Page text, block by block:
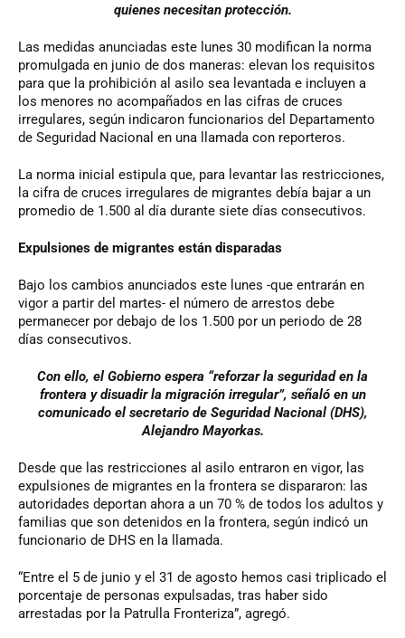
quienes necesitan protección.
Las medidas anunciadas este lunes 30 modifican la norma
promulgada en junio de dos maneras: elevan los requisitos
para que la prohibición al asilo sea levantada e incluyen a
los menores no acompañados en las cifras de cruces
irregulares, según indicaron funcionarios del Departamento
de Seguridad Nacional en una llamada con reporteros.
La norma inicial estipula que, para levantar las restricciones,
la cifra de cruces irregulares de migrantes debía bajar a un
promedio de 1.500 al día durante siete días consecutivos.
Expulsiones de migrantes están disparadas
Bajo los cambios anunciados este lunes -que entrarán en
vigor a partir del martes- el número de arrestos debe
permanecer por debajo de los 1.500 por un periodo de 28
días consecutivos.
Con ello, el Gobierno espera “reforzar la seguridad en la
frontera y disuadir la migración irregular”, señaló en un
comunicado el secretario de Seguridad Nacional (DHS),
Alejandro Mayorkas.
Desde que las restricciones al asilo entraron en vigor, las
expulsiones de migrantes en la frontera se dispararon: las
autoridades deportan ahora a un 70 % de todos los adultos y
familias que son detenidos en la frontera, según indicó un
funcionario de DHS en la llamada.
“Entre el 5 de junio y el 31 de agosto hemos casi triplicado el
porcentaje de personas expulsadas, tras haber sido
arrestadas por la Patrulla Fronteriza”, agregó.